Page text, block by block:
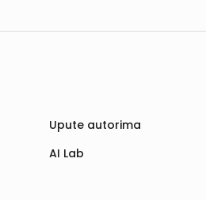
Upute autorima
AI Lab